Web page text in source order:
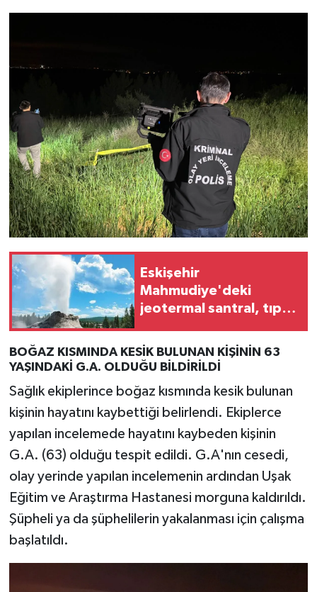
Eskişehir
Mahmudiye'deki
jeotermal santral, tıpkı
gibi sorunlara yol
açabilir
BOĞAZ KISMINDA KESİK BULUNAN KİŞİNİN 63
YAŞINDAKİ G.A. OLDUĞU BİLDİRİLDİ
Sağlık ekiplerince boğaz kısmında kesik bulunan
kişinin hayatını kaybettiği belirlendi. Ekiplerce
yapılan incelemede hayatını kaybeden kişinin
G.A. (63) olduğu tespit edildi. G.A'nın cesedi,
olay yerinde yapılan incelemenin ardından Uşak
Eğitim ve Araştırma Hastanesi morguna kaldırıldı.
Şüpheli ya da şüphelilerin yakalanması için çalışma
başlatıldı.